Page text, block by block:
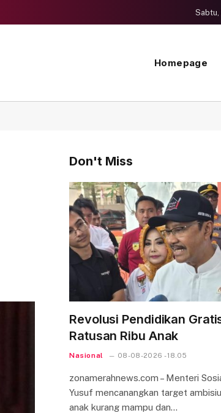
Homepage
Don't Miss
Revolusi Pendidikan
Ratusan Ribu Anak
Nasional 08-08-2026 - 18.05
zonamerahnews.com – Menteri
Yusuf mencanangkan target
anak kurang mampu dan…